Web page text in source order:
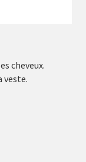
cheveux.
veste.